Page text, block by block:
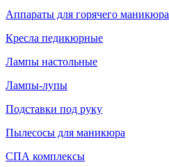
Аппараты для горячего маникюра
Кресла педикюрные
Лампы настольные
Лампы-лупы
Подставки под руку
Пылесосы для маникюра
СПА комплексы